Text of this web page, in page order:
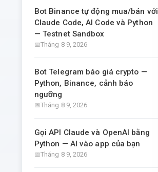
Bot Binance tự động mua/bán với
Claude Code, AI Code và Python
— Testnet Sandbox
Tháng 8 9, 2026
Bot Telegram báo giá crypto —
Python, Binance, cảnh báo
ngưỡng
Tháng 8 9, 2026
Gọi API Claude và OpenAI bằng
Python — AI vào app của bạn
Tháng 8 9, 2026